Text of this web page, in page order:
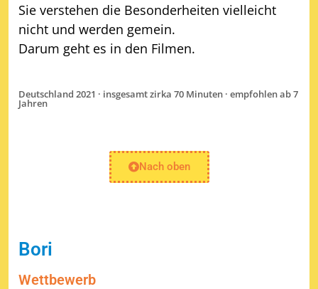
Sie verstehen die Besonderheiten vielleicht
nicht und werden gemein.
Darum geht es in den Filmen.
Deutschland 2021 · insgesamt zirka 70 Minuten · empfohlen ab 7
Jahren
Nach oben
Bori
Wettbewerb